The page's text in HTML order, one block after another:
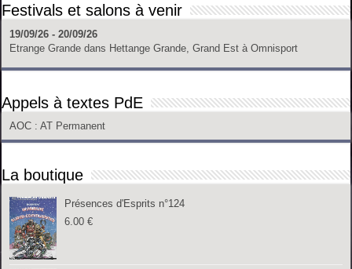
Festivals et salons à venir
19/09/26 - 20/09/26
Etrange Grande dans Hettange Grande, Grand Est à Omnisport
Appels à textes PdE
AOC : AT Permanent
La boutique
Présences d'Esprits n°124
6.00€